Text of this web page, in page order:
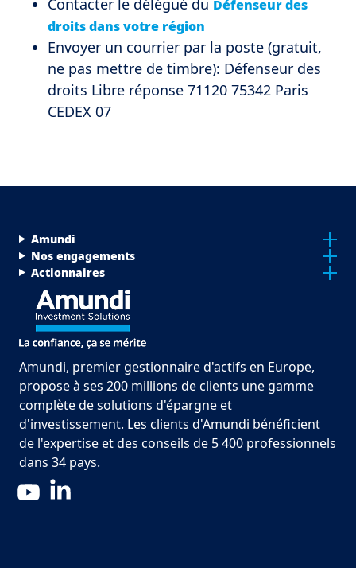
Contacter le délégué du Défenseur des
droits dans votre région
Envoyer un courrier par la poste (gratuit,
ne pas mettre de timbre): Défenseur des
droits Libre réponse 71120 75342 Paris
CEDEX 07
Menu Footer Top
Amundi
Nos engagements
Actionnaires
Amundi, premier gestionnaire d'actifs en Europe,
propose à ses 200 millions de clients une gamme
complète de solutions d'épargne et
d'investissement. Les clients d'Amundi bénéficient
de l'expertise et des conseils de 5 400 professionnels
dans 34 pays.
YouTube